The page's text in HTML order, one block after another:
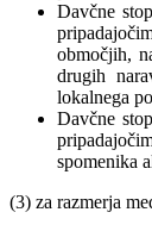
Davčne
območjih,
drugih
lokalnega
Davčne
spomenika
(3) za razmerja